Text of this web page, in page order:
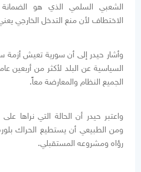
الشعبي السلمي الذي هو الضمانة
الاختطاف لأن منع التدخل الخارجي
وأشار حيدر إلى أن سورية تعيش
السياسية عن البلد لأكثر من أربعين
الجميع النظام والمعارضة معاً.
واعتبر حيدر أن الحالة التي نراها
ومن الطبيعي أن يستطيع الحراك
رؤاه ومشروعه المستقبلي.